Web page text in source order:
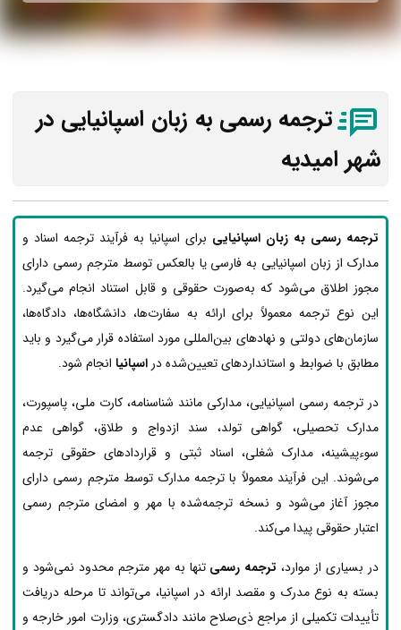
ترجمه رسمی به زبان اسپانیایی در
شهر امیدیه
ترجمه رسمی به زبان اسپانیایی برای اسپانیا به فرآیند ترجمه اسناد و
مدارک از زبان اسپانیایی به فارسی یا بالعکس توسط مترجم رسمی دارای
مجوز اطلاق می‌شود که به‌صورت حقوقی و قابل استناد انجام می‌گیرد.
این نوع ترجمه معمولاً برای ارائه به سفارت‌ها، دانشگاه‌ها، دادگاه‌ها،
سازمان‌های دولتی و نهادهای بین‌المللی مورد استفاده قرار می‌گیرد و باید
مطابق با ضوابط و استانداردهای تعیین‌شده در اسپانیا انجام شود.
در ترجمه رسمی اسپانیایی، مدارکی مانند شناسنامه، کارت ملی، پاسپورت،
مدارک تحصیلی، گواهی تولد، سند ازدواج و طلاق، گواهی عدم
سوءپیشینه، مدارک شغلی، اسناد ثبتی و قراردادهای حقوقی ترجمه
می‌شوند. این فرآیند معمولاً با ترجمه مدارک توسط مترجم رسمی دارای
مجوز آغاز می‌شود و نسخه ترجمه‌شده با مهر و امضای مترجم رسمی
اعتبار حقوقی پیدا می‌کند.
در بسیاری از موارد، ترجمه رسمی تنها به مهر مترجم محدود نمی‌شود و
بسته به نوع مدرک و مقصد ارائه در اسپانیا، می‌تواند تا مرحله دریافت
تأییدات تکمیلی از مراجع ذی‌صلاح مانند دادگستری، وزارت امور خارجه و